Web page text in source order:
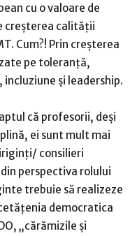
cu o valoare de
creșterea calității
Cum?! Prin creșterea
pe toleranță,
și leadership.
că profesorii, deși
ei sunt mult mai
consilieri
perspectiva rolului
trebuie să realizeze
democratica
„cărămizile şi